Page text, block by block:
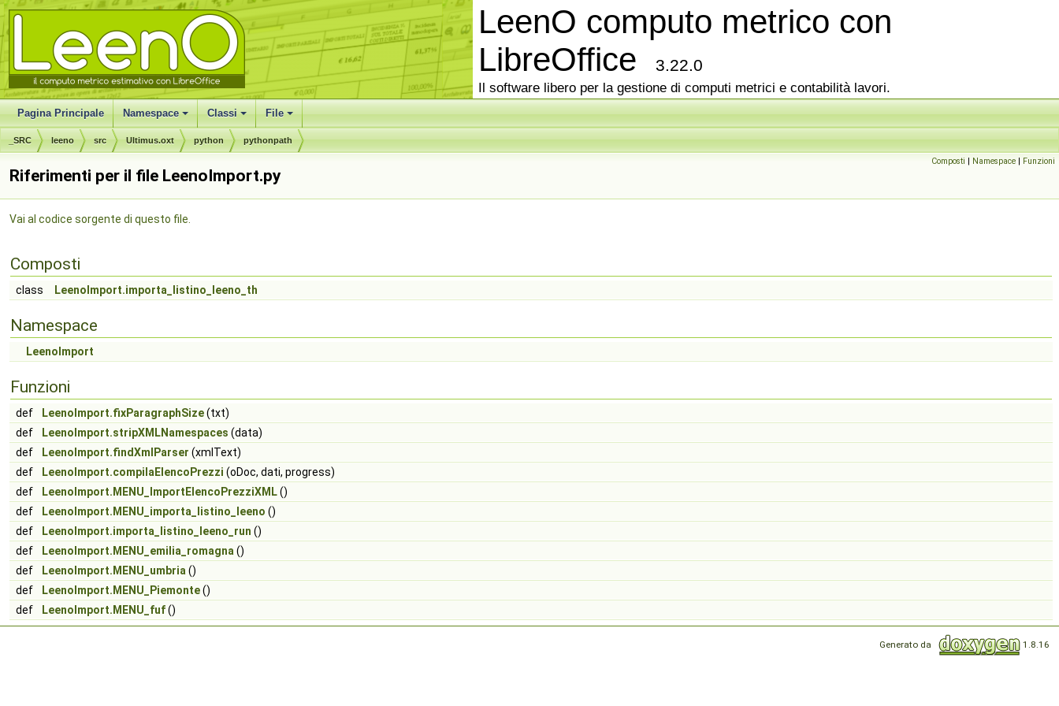
LeenO computo metrico con
LibreOffice
3.22.0
Il software libero per la gestione di computi metrici e contabilità lavori.
Pagina Principale Namespace Classi File
_SRC leeno src Ultimus.oxt python pythonpath
Composti | Namespace | Funzioni
Riferimenti per il file LeenoImport.py
Vai al codice sorgente di questo file.
Composti
class LeenoImport.importa_listino_leeno_th
Namespace
LeenoImport
Funzioni
def LeenoImport.fixParagraphSize(txt)
def
LeenoImport.stripXMLNamespaces (data)
def
LeenoImport.findXmlParser (xmlText)
def
LeenoImport.compilaElencoPrezzi (oDoc, dati, progress)
def
LeenoImport.MENU_ImportElencoPrezziXML()
def
LeenoImport.MENU_importa_listino_leeno ()
def
LeenoImport.importa_listino_leeno_run ()
def
LeenoImport.MENU_emilia_romagna ()
def
LeenoImport.MENU_umbria ()
def
LeenoImport.MENU_Piemonte()
def
LeenoImport.MENU_fuf()
Generato da 1.8.16